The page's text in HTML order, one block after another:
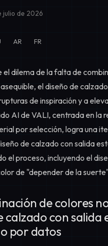
julio de 2026
AR FR
el dilema de la falta de
el diseño de
de inspiración y a
AI de VALI, centrada en la
por selección, logra una
de calzado con salida
el proceso, incluyendo el
de "depender de la
de colores
calzado con
por datos